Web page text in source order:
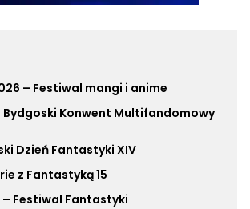
– Festiwal mangi i anime
Bydgoski Konwent Multifandomowy
Dzień Fantastyki XIV
z Fantastyką 15
– Festiwal Fantastyki